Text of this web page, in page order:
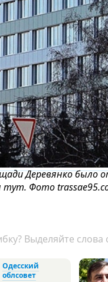
Деревянко было
тут. Фото
Выделяйте
Одесский
облсовет